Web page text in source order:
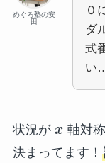
めぐろ塾の安
田
０
ダ
式
い
状況が x 軸対
決まってます！